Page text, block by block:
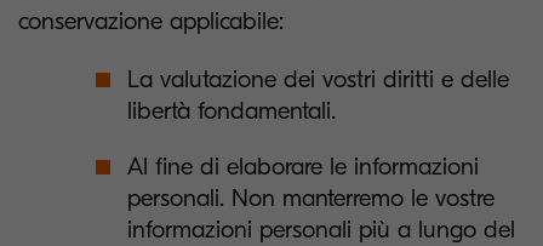
conservazione applicabile:
La valutazione dei vostri diritti e delle
libertà fondamentali.
Al fine di elaborare le informazioni
personali. Non manterremo le vostre
informazioni personali più a lungo del